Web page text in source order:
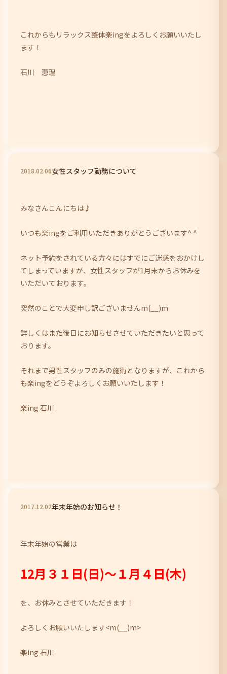
これからもリラックス整体楽ingをよろしくお願いいたし
ます！
石川 恵理
2018.02.06女性スタッフ勤務について
みなさんこんにちは♪
いつも楽ingをご利用いただきありがとうございます^ ^
ネット予約をされている方々にはすでにご迷惑をおかけし
てしまっていますが、女性スタッフが1月末からお休みを
いただいております。
突然のことで大変申し訳ございませんm(__)m
詳しくはまた後日にお知らせさせていただきたいと思って
おります。
それまで男性スタッフのみの施術となりますが、これから
も楽ingをどうぞよろしくお願いいたします！
楽ing 石川
2017.12.02年末年始のお知らせ！
年末年始の営業は
12月３１日(日)～１月４日(木)
を、お休みとさせていただきます！
よろしくお願いいたします<m(__)m>
楽ing 石川